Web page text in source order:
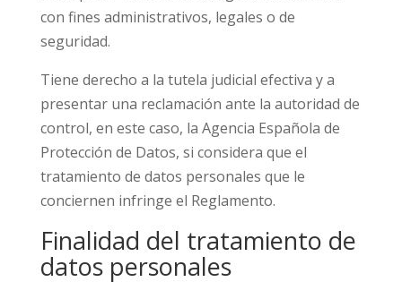
con fines administrativos, legales o de
seguridad.
Tiene derecho a la tutela judicial efectiva y a
presentar una reclamación ante la autoridad de
control, en este caso, la Agencia Española de
Protección de Datos, si considera que el
tratamiento de datos personales que le
conciernen infringe el Reglamento.
Finalidad del tratamiento de
datos personales